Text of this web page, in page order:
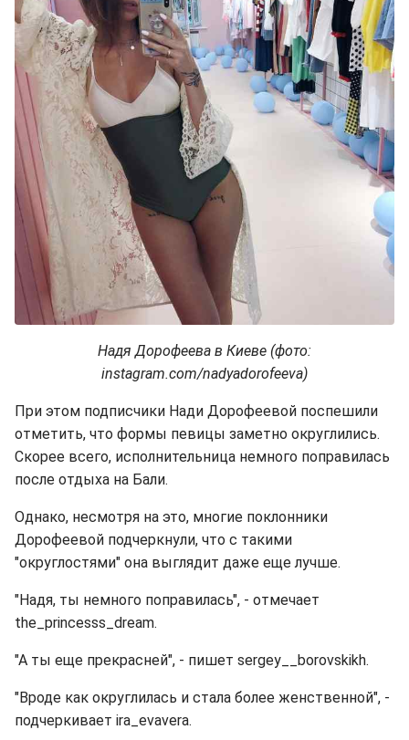
Надя Дорофеева в Киеве (фото:
instagram.com/nadyadorofeeva)
При этом подписчики Нади Дорофеевой поспешили
отметить, что формы певицы заметно округлились.
Скорее всего, исполнительница немного поправилась
после отдыха на Бали.
Однако, несмотря на это, многие поклонники
Дорофеевой подчеркнули, что с такими
"округлостями" она выглядит даже еще лучше.
"Надя, ты немного поправилась", - отмечает
the_princesss_dream.
"А ты еще прекрасней", - пишет sergey__borovskikh.
"Вроде как округлилась и стала более женственной", -
подчеркивает ira_evavera.